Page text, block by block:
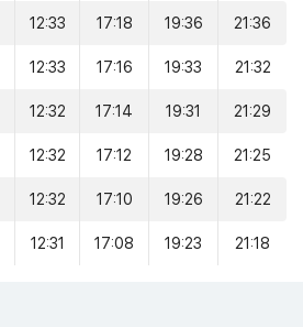
12:33 17:18 19:36 21:36
12:33 17:16 19:33 21:32
12:32 17:14 19:31 21:29
12:32 17:12 19:28 21:25
12:32 17:10 19:26 21:22
12:31 17:08 19:23 21:18